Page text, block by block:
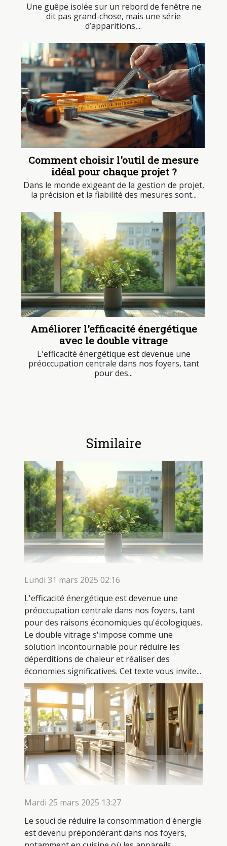
Une guêpe isolée sur un rebord de fenêtre ne
dit pas grand-chose, mais une série
d’apparitions,...
Comment choisir l'outil de mesure
idéal pour chaque projet ?
Dans le monde exigeant de la gestion de projet,
la précision et la fiabilité des mesures sont...
Améliorer l'efficacité énergétique
avec le double vitrage
L'efficacité énergétique est devenue une
préoccupation centrale dans nos foyers, tant
pour des...
Similaire
Lundi 31 mars 2025 02:16
L'efficacité énergétique est devenue une
préoccupation centrale dans nos foyers, tant
pour des raisons économiques qu'écologiques.
Le double vitrage s'impose comme une
solution incontournable pour réduire les
déperditions de chaleur et réaliser des
économies significatives. Cet texte vous invite...
Mardi 25 mars 2025 13:27
Le souci de réduire la consommation d'énergie
est devenu prépondérant dans nos foyers,